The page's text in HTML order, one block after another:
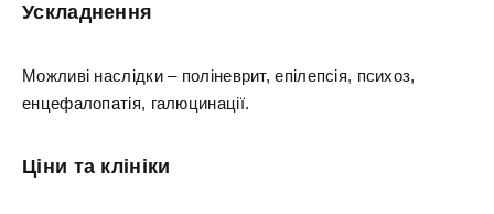
Ускладнення
Можливі наслідки – поліневрит, епілепсія, психоз,
енцефалопатія, галюцинації.
Ціни та клініки